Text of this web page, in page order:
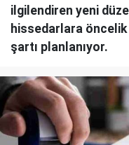
ilgilendiren yeni
hissedarlara
şartı planlanıyor.